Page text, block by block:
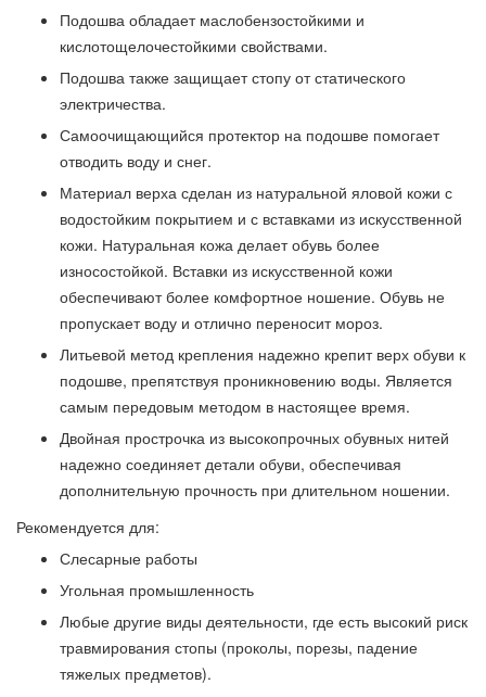
Подошва обладает маслобензостойкими и
кислотощелочестойкими свойствами.
Подошва также защищает стопу от статического
электричества.
Самоочищающийся протектор на подошве помогает
отводить воду и снег.
Материал верха сделан из натуральной яловой кожи с
водостойким покрытием и с вставками из искусственной
кожи. Натуральная кожа делает обувь более
износостойкой. Вставки из искусственной кожи
обеспечивают более комфортное ношение. Обувь не
пропускает воду и отлично переносит мороз.
Литьевой метод крепления надежно крепит верх обуви к
подошве, препятствуя проникновению воды. Является
самым передовым методом в настоящее время.
Двойная прострочка из высокопрочных обувных нитей
надежно соединяет детали обуви, обеспечивая
дополнительную прочность при длительном ношении.
Рекомендуется для:
Слесарные работы
Угольная промышленность
Любые другие виды деятельности, где есть высокий риск
травмирования стопы (проколы, порезы, падение
тяжелых предметов).